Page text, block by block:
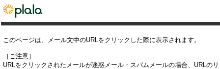
このページは、メール文中のURLをクリックした際に表示されます。
［ご注意］
URLをクリックされたメールが迷惑メール・スパムメールの場合、URLの